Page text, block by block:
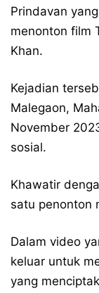
Prindavan
menonton film
Khan.
Kejadian
Malegaon,
November
sosial.
Khawatir
satu penonton
Dalam video
keluar untuk
yang